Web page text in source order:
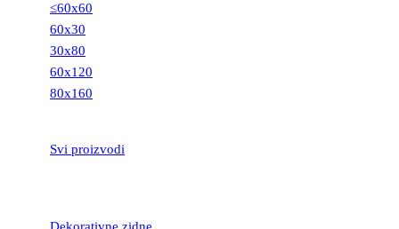
≤60x60
60x30
30x80
60x120
80x160
Svi proizvodi